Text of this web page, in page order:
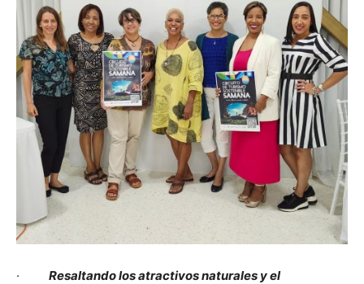
· Resaltando los atractivos naturales y el